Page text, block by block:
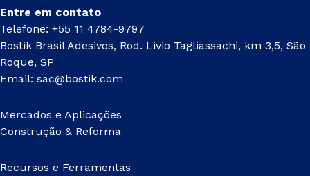
Entre em contato
Telefone: +55 11 4784-9797
Bostik Brasil Adesivos, Rod. Livio Tagliassachi, km 3,5, São
Roque, SP
Email: sac@bostik.com
Mercados e Aplicações
Construção & Reforma
Recursos e Ferramentas